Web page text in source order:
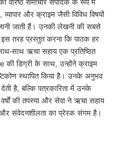
वरिष्ठ समाचार संपादक के रूप में
और क्राइम जैसी विविध विषयों
जाती हैं। उनकी लेखनी की सबसे
तरह प्रस्तुत करना कि पाठक हर
साथ ऋचा सहाय एक प्रतिष्ठित
डिग्री के साथ, उन्होंने क्राइम
स्थापित किया है। उनके अनुभव
है, बल्कि पत्रकारिता में उनके
वर्षों की तपस्या और सेवा ने ऋचा सहाय
और संवेदनशीलता का प्रेरक संगम है।